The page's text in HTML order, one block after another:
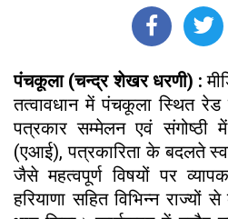
पंचकूला (चन्द्र शेखर धरणी) :
तत्वावधान में पंचकूला स्थित
पत्रकार सम्मेलन एवं संगोष्ठी
(एआई), पत्रकारिता के बदलते
जैसे महत्वपूर्ण विषयों पर
हरियाणा सहित विभिन्न राज्यों